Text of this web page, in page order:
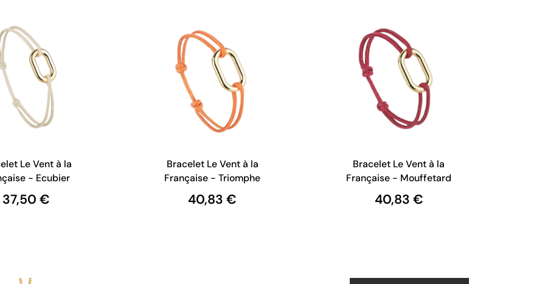
Le Vent à la
- Ecubier
37,50 €
Bracelet Le Vent à la
Française - Triomphe
40,83 €
Bracelet Le Vent à la
Française - Mouffetard
40,83 €